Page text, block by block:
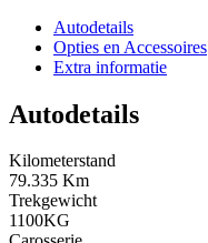
Autodetails
Opties en Accessoires
Extra informatie
Autodetails
Kilometerstand
79.335 Km
Trekgewicht
1100KG